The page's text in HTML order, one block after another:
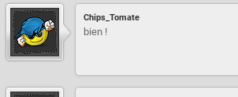
Chips_Tomate
bien !